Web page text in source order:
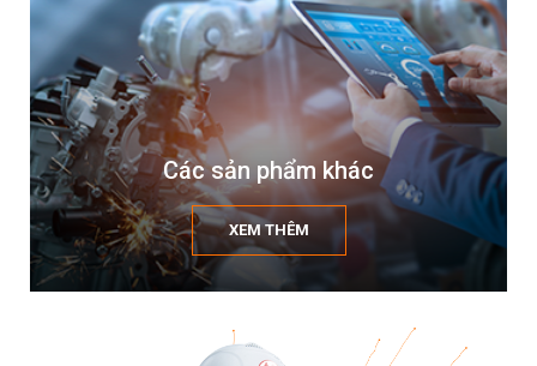
Các sản phẩm khác
XEM THÊM